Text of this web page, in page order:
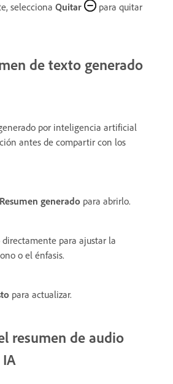
selecciona Quitar
para quitar
de texto generado
por inteligencia artificial
antes de compartir con los
Resumen generado para abrirlo.
para ajustar la
o el énfasis.
para actualizar.
resumen de audio